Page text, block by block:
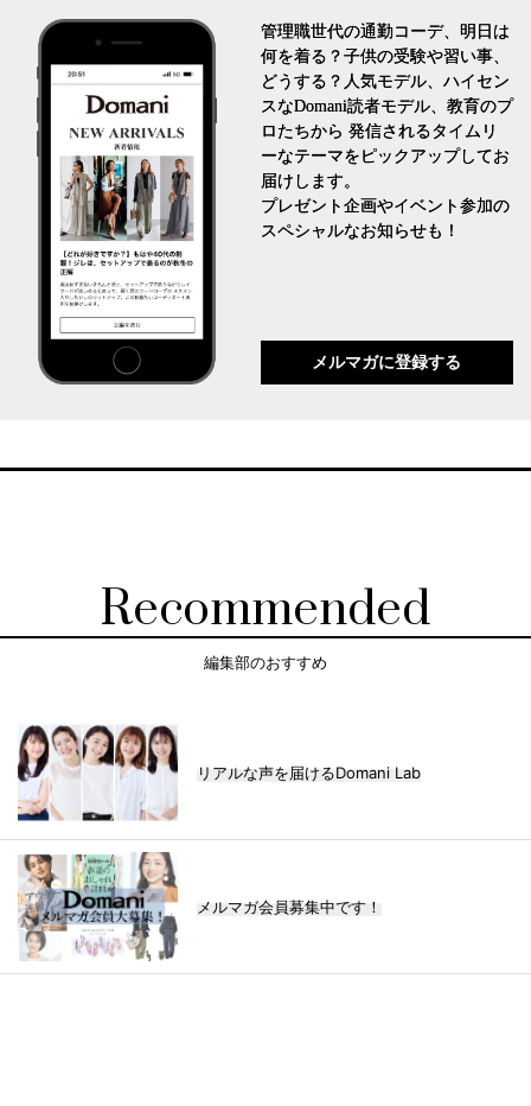
管理職世代の通勤コーデ、明日は
何を着る？子供の受験や習い事、
どうする？人気モデル、ハイセン
スなDomani読者モデル、教育のプ
ロたちから 発信されるタイムリ
ーなテーマをピックアップしてお
届けします。
プレゼント企画やイベント参加の
スペシャルなお知らせも！
メルマガに登録する
Recommended
編集部のおすすめ
リアルな声を届けるDomani Lab
メルマガ会員募集中です！